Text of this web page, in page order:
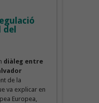
del
diàleg entre
de la
va explicar en
Europea,